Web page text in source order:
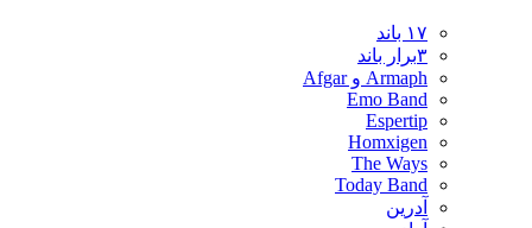
Armaph و Afgar
Emo Band
Espertip
Homxigen
The Ways
Today Band